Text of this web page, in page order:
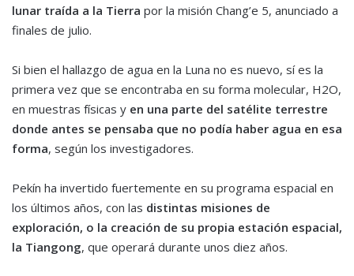
lunar traída a la Tierra por la misión Chang’e 5, anunciado a
finales de julio.
Si bien el hallazgo de agua en la Luna no es nuevo, sí es la
primera vez que se encontraba en su forma molecular, H2O,
en muestras físicas y en una parte del satélite terrestre
donde antes se pensaba que no podía haber agua en esa
forma, según los investigadores.
Pekín ha invertido fuertemente en su programa espacial en
los últimos años, con las distintas misiones de
exploración, o la creación de su propia estación espacial,
la Tiangong, que operará durante unos diez años.